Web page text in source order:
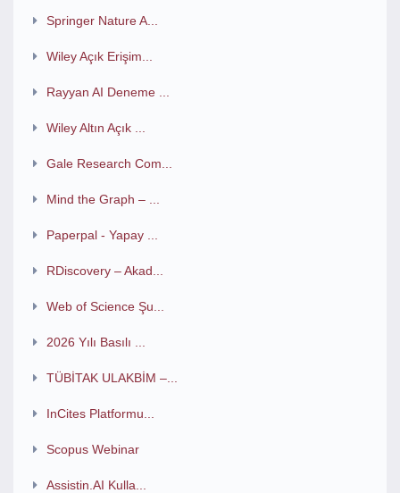
Springer Nature A...
Wiley Açık Erişim...
Rayyan AI Deneme ...
Wiley Altın Açık ...
Gale Research Com...
Mind the Graph – ...
Paperpal - Yapay ...
RDiscovery – Akad...
Web of Science Şu...
2026 Yılı Basılı ...
TÜBİTAK ULAKBİM –...
InCites Platformu...
Scopus Webinar
Assistin.AI Kulla...